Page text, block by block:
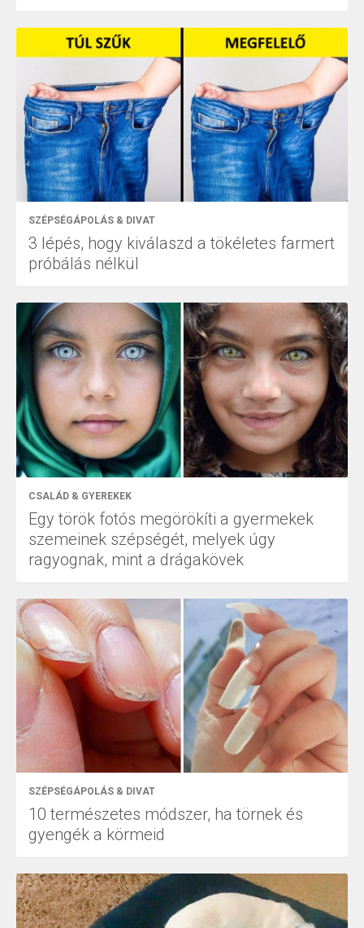
SZÉPSÉGÁPOLÁS & DIVAT
3 lépés, hogy kiválaszd a tökéletes farmert
próbálás nélkül
CSALÁD & GYEREKEK
Egy török fotós megörökíti a gyermekek
szemeinek szépségét, melyek úgy
ragyognak, mint a drágakövek
SZÉPSÉGÁPOLÁS & DIVAT
10 természetes módszer, ha törnek és
gyengék a körmeid